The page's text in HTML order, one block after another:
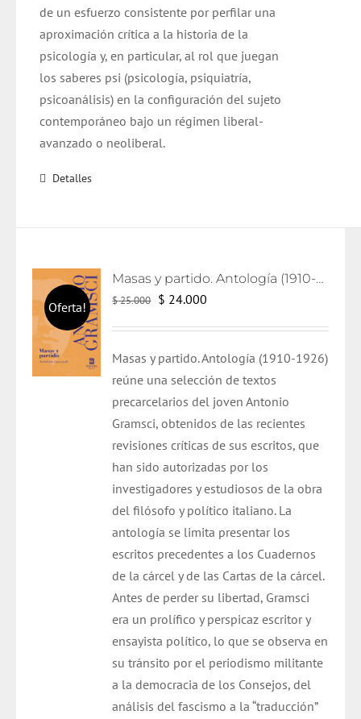
de un esfuerzo consistente por perfilar una
aproximación crítica a la historia de la
psicología y, en particular, al rol que juegan
los saberes psi (psicología, psiquiatría,
psicoanálisis) en la configuración del sujeto
contemporáneo bajo un régimen liberal-
avanzado o neoliberal.
Detalles
Oferta!
Masas y partido. Antología (1910-1926)
$25.000 El
era:
$ 25.000.
$ 24.000
es:
$ 24.000.
Masas y partido. Antología (1910-1926)
reúne una selección de textos
precarcelarios del joven Antonio
Gramsci, obtenidos de las recientes
revisiones críticas de sus escritos, que
han sido autorizadas por los
investigadores y estudiosos de la obra
del filósofo y político italiano. La
antología se limita presentar los
escritos precedentes a los Cuadernos
de la cárcel y de las Cartas de la cárcel.
Antes de perder su libertad, Gramsci
era un prolífico y perspicaz escritor y
ensayista político, lo que se observa en
su tránsito por el periodismo militante
a la democracia de los Consejos, del
análisis del fascismo a la “traducción”